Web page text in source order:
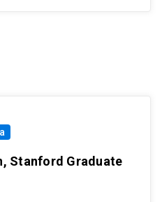
Stanford Graduate